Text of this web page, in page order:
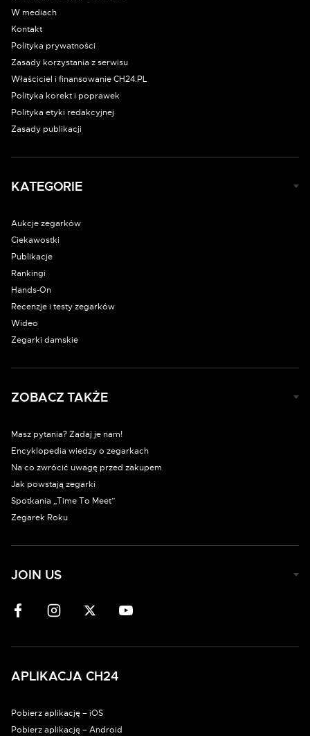
W mediach
Kontakt
Polityka prywatności
Zasady korzystania z serwisu
Właściciel i finansowanie CH24.PL
Polityka korekt i poprawek
Polityka etyki redakcyjnej
Zasady publikacji
KATEGORIE
Aukcje zegarków
Ciekawostki
Publikacje
Rankingi
Hands-On
Recenzje i testy zegarków
Wideo
Zegarki damskie
ZOBACZ TAKŻE
Masz pytania? Zadaj je nam!
Encyklopedia wiedzy o zegarkach
Na co zwrócić uwagę przed zakupem
Jak powstają zegarki
Spotkania „Time To Meet”
Zegarek Roku
JOIN US
APLIKACJA CH24
Pobierz aplikację – iOS
Pobierz aplikację – Android